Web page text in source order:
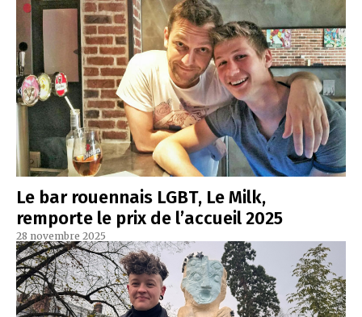
Le bar rouennais LGBT, Le Milk,
remporte le prix de l’accueil 2025
28 novembre 2025